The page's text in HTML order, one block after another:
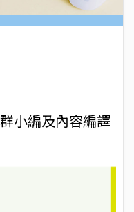
小編及內容編譯